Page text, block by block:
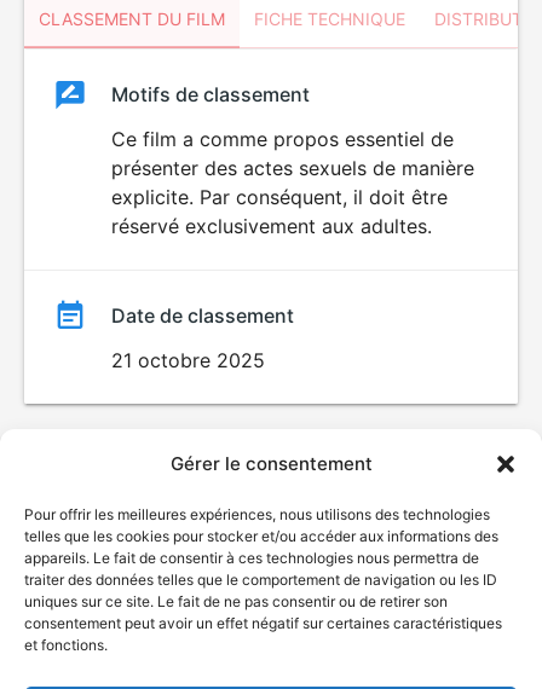
Gérer le consentement
Pour offrir les meilleures expériences, nous utilisons des technologies
telles que les cookies pour stocker et/ou accéder aux informations des
appareils. Le fait de consentir à ces technologies nous permettra de
traiter des données telles que le comportement de navigation ou les ID
uniques sur ce site. Le fait de ne pas consentir ou de retirer son
consentement peut avoir un effet négatif sur certaines caractéristiques
et fonctions.
CLASSEMENT DU FILM FICHE TECHNIQUE
ClassementClassement
SEXUALITÉ
EXPLICITE
Motifs de classement
Ce film a comme propos essentiel de
présenter des actes sexuels de manière
explicite. Par conséquent, il doit être
réservé exclusivement aux adultes.
Date de classement
21 octobre 2025